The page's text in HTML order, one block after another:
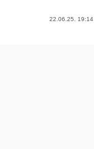
22.06.25. 19:14